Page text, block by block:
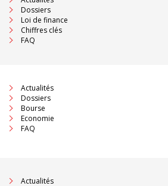
Dossiers
Loi de finance
Chiffres clés
FAQ
Actualités
Dossiers
Bourse
Economie
FAQ
Actualités